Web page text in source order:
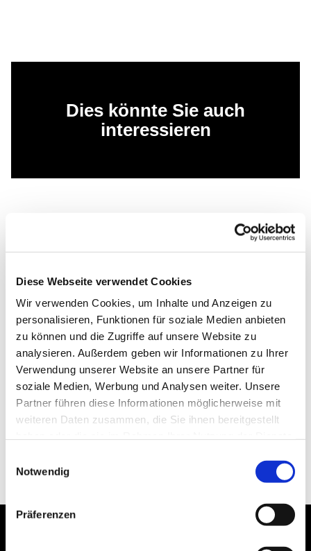
Diese Webseite verwendet Cookies
Wir verwenden Cookies, um Inhalte und Anzeigen zu
personalisieren, Funktionen für soziale Medien anbieten
zu können und die Zugriffe auf unsere Website zu
analysieren. Außerdem geben wir Informationen zu Ihrer
Verwendung unserer Website an unsere Partner für
soziale Medien, Werbung und Analysen weiter. Unsere
Partner führen diese Informationen möglicherweise mit
weiteren Daten zusammen, die Sie ihnen bereitgestellt
Notwendig
Präferenzen
Dies könnte Sie auch
interessieren